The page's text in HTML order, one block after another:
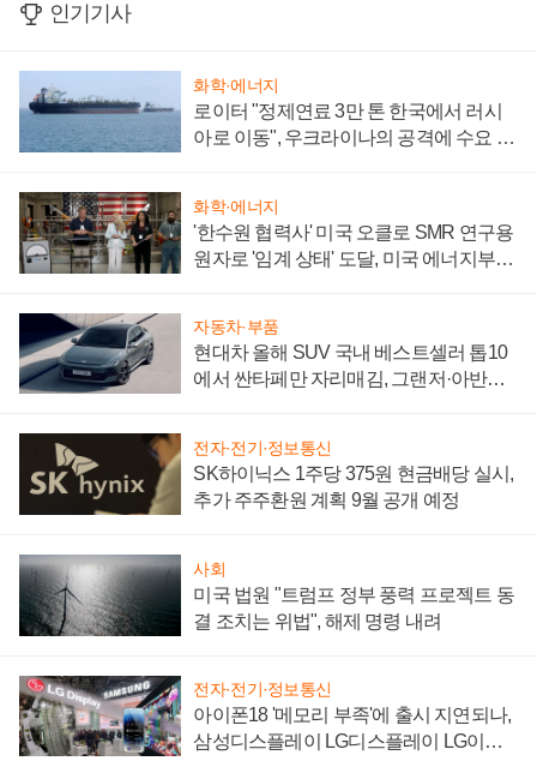
인기기사
화학·에너지
로이터 "정제연료 3만 톤 한국에서 러시
아로 이동", 우크라이나의 공격에 수요 늘
화학·에너지
'한수원 협력사' 미국 오클로 SMR 연구용
원자로 '임계 상태' 도달, 미국 에너지부
자동차·부품
현대차 올해 SUV 국내 베스트셀러 톱10
에서 싼타페만 자리매김, 그랜저·아반떼
전자·전기·정보통신
SK하이닉스 1주당 375원 현금배당 실시,
추가 주주환원 계획 9월 공개 예정
사회
미국 법원 "트럼프 정부 풍력 프로젝트 동
결 조치는 위법", 해제 명령 내려
전자·전기·정보통신
아이폰18 '메모리 부족'에 출시 지연되나,
삼성디스플레이 LG디스플레이 LG이노